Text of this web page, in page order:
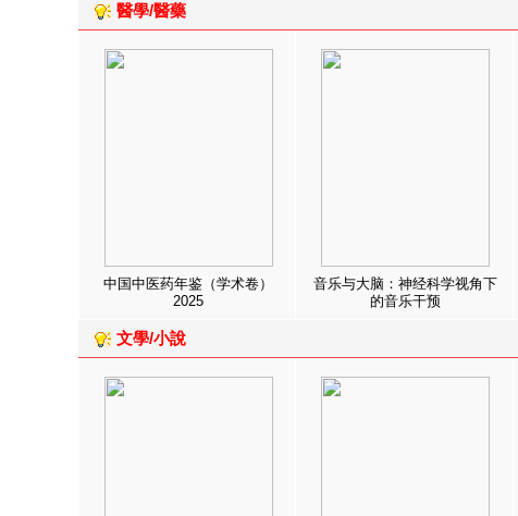
醫學/醫藥
中国中医药年鉴（学术卷）
2025
音乐与大脑：神经科学视角下
的音乐干预
文學/小說